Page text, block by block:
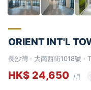
ORIENT INT'L
長沙灣 · 大南西街1018號 ·
HK$ 24,650 /月